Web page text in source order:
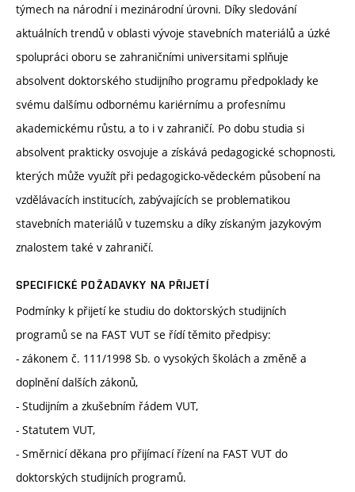
týmech na národní i mezinárodní úrovni. Díky sledování
aktuálních trendů v oblasti vývoje stavebních materiálů a úzké
spolupráci oboru se zahraničními universitami splňuje
absolvent doktorského studijního programu předpoklady ke
svému dalšímu odbornému kariérnímu a profesnímu
akademickému růstu, a to i v zahraničí. Po dobu studia si
absolvent prakticky osvojuje a získává pedagogické schopnosti,
kterých může využít při pedagogicko-vědeckém působení na
vzdělávacích institucích, zabývajících se problematikou
stavebních materiálů v tuzemsku a díky získaným jazykovým
znalostem také v zahraničí.
SPECIFICKÉ POŽADAVKY NA PŘIJETÍ
Podmínky k přijetí ke studiu do doktorských studijních
programů se na FAST VUT se řídí těmito předpisy:
- zákonem č. 111/1998 Sb. o vysokých školách a změně a
doplnění dalších zákonů,
- Studijním a zkušebním řádem VUT,
- Statutem VUT,
- Směrnicí děkana pro přijímací řízení na FAST VUT do
doktorských studijních programů.